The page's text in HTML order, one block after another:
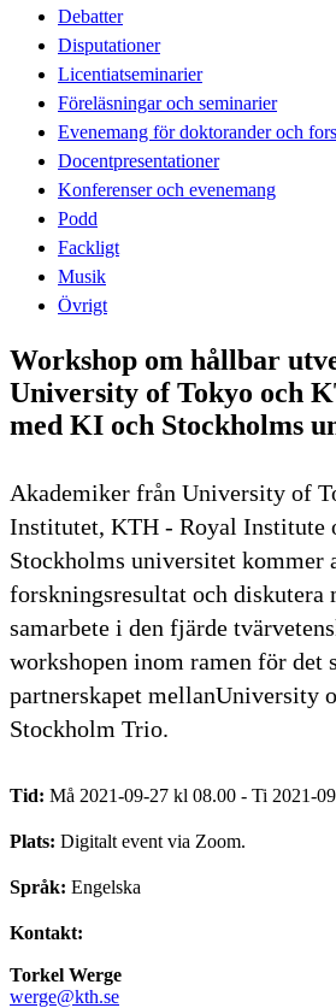
Debatter
Disputationer
Licentiatseminarier
Föreläsningar och seminarier
Evenemang för doktorander och
Docentpresentationer
Konferenser och evenemang
Podd
Fackligt
Musik
Övrigt
Workshop om hållbar
University of Tokyo och
med KI och Stockholms
Akademiker från University of
Institutet, KTH - Royal Institute
Stockholms universitet kommer
forskningsresultat och
samarbete i den fjärde
workshopen inom ramen för det
partnerskapet mellanUniversity
Stockholm Trio.
Tid: Må 2021-09-27 kl 08.00 - Ti 2021-
Plats: Digitalt event via Zoom.
Språk: Engelska
Kontakt:
Torkel Werge
werge@kth.se